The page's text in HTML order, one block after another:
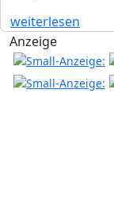
weiterlesen
Anzeige